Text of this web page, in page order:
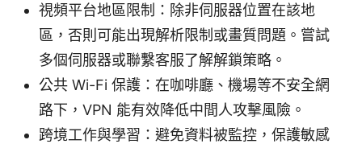
視頻平台地區限制：除非伺服器位置在該地
區，否則可能出現解析限制或畫質問題。嘗試
多個伺服器或聯繫客服了解解鎖策略。
公共 Wi-Fi 保護：在咖啡廳、機場等不安全網
路下，VPN 能有效降低中間人攻擊風險。
跨境工作與學習：避免資料被監控，保護敏感